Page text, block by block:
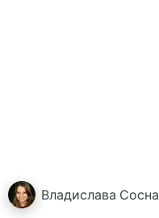
Владислава Сосна